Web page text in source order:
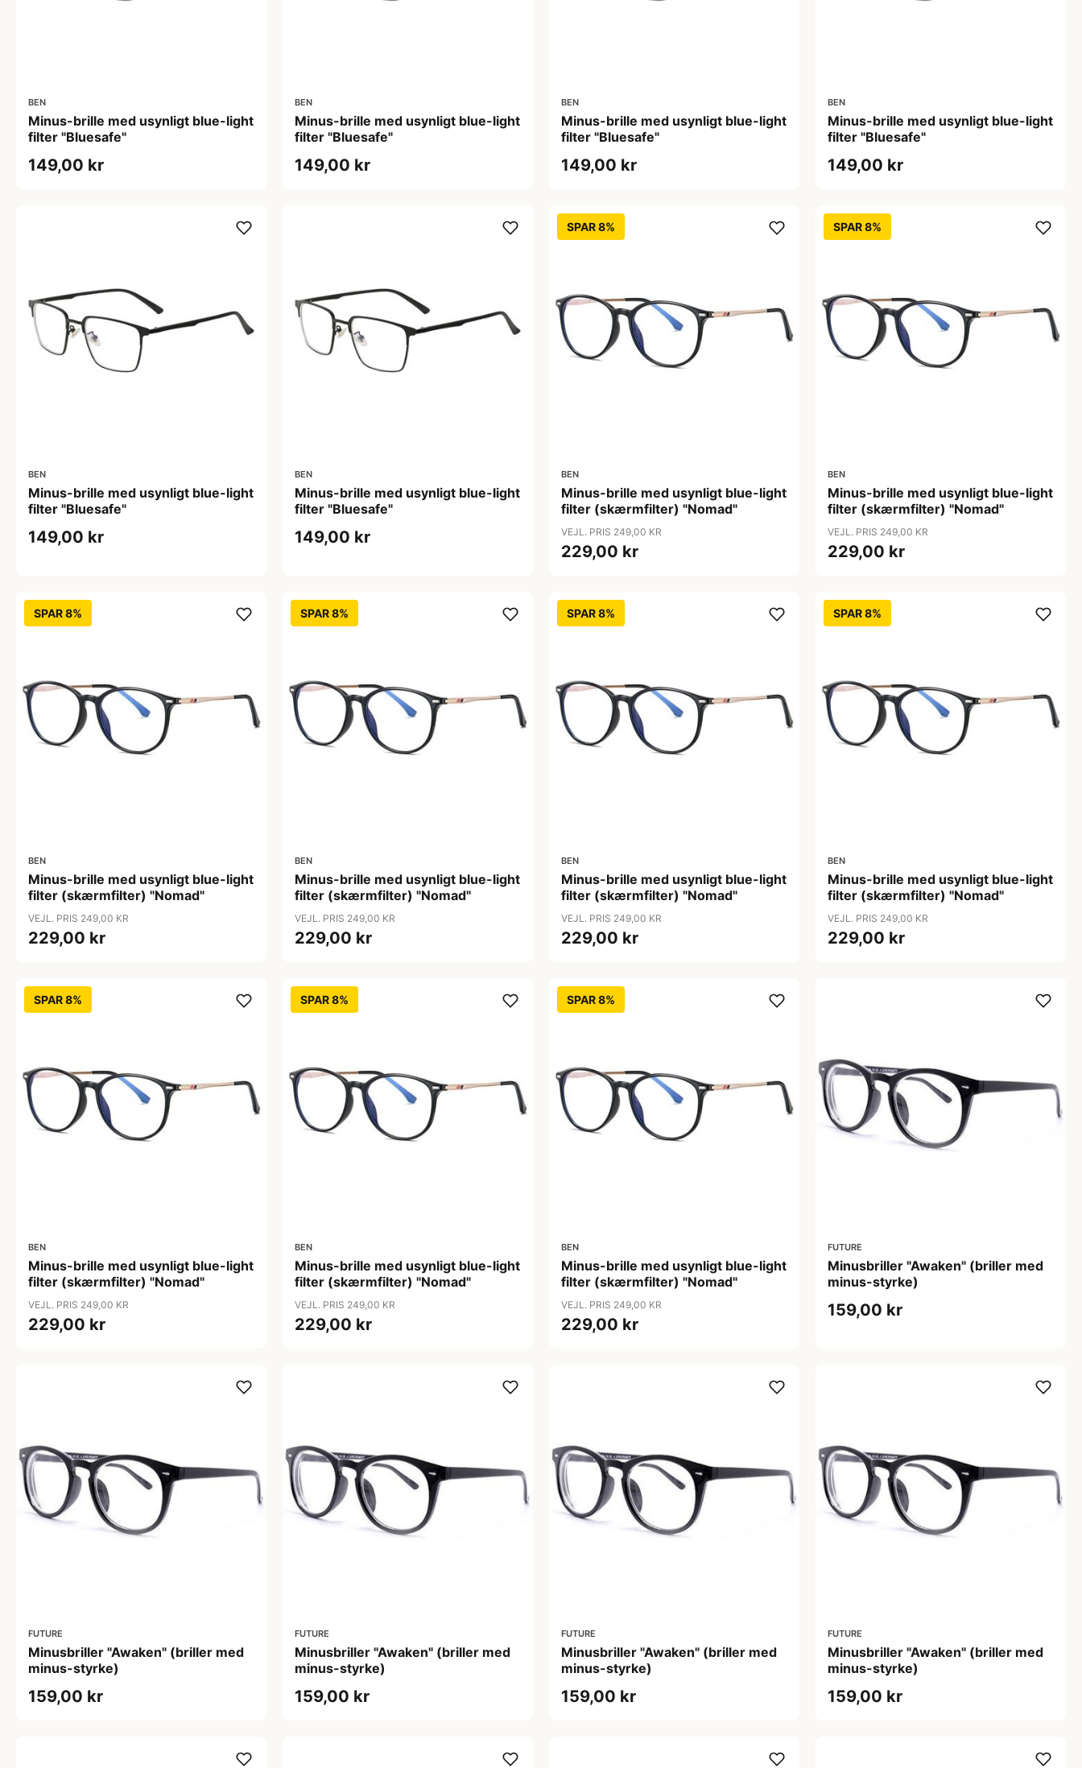
BEN
Minus-brille med usynligt blue-light
filter "Bluesafe"
149,00 kr
BEN
Minus-brille med usynligt blue-light
filter "Bluesafe"
149,00 kr
BEN
Minus-brille med usynligt blue-light
filter "Bluesafe"
149,00 kr
BEN
Minus-brille med usynligt blue-light
filter "Bluesafe"
149,00 kr
BEN
Minus-brille med usynligt blue-light
filter "Bluesafe"
149,00 kr
BEN
Minus-brille med usynligt blue-light
filter "Bluesafe"
149,00 kr
SPAR 8%
BEN
Minus-brille med usynligt blue-light
filter (skærmfilter) "Nomad"
VEJL. PRIS 249,00 KR
229,00 kr
SPAR 8%
BEN
Minus-brille med usynligt blue-light
filter (skærmfilter) "Nomad"
VEJL. PRIS 249,00 KR
229,00 kr
SPAR 8%
BEN
Minus-brille med usynligt blue-light
filter (skærmfilter) "Nomad"
VEJL. PRIS 249,00 KR
229,00 kr
SPAR 8%
BEN
Minus-brille med usynligt blue-light
filter (skærmfilter) "Nomad"
VEJL. PRIS 249,00 KR
229,00 kr
SPAR 8%
BEN
Minus-brille med usynligt blue-light
filter (skærmfilter) "Nomad"
VEJL. PRIS 249,00 KR
229,00 kr
SPAR 8%
BEN
Minus-brille med usynligt blue-light
filter (skærmfilter) "Nomad"
VEJL. PRIS 249,00 KR
229,00 kr
SPAR 8%
BEN
Minus-brille med usynligt blue-light
filter (skærmfilter) "Nomad"
VEJL. PRIS 249,00 KR
229,00 kr
SPAR 8%
BEN
Minus-brille med usynligt blue-light
filter (skærmfilter) "Nomad"
VEJL. PRIS 249,00 KR
229,00 kr
SPAR 8%
BEN
Minus-brille med usynligt blue-light
filter (skærmfilter) "Nomad"
VEJL. PRIS 249,00 KR
229,00 kr
FUTURE
Minusbriller "Awaken" (briller med
minus-styrke)
159,00 kr
FUTURE
Minusbriller "Awaken" (briller med
minus-styrke)
159,00 kr
FUTURE
Minusbriller "Awaken" (briller med
minus-styrke)
159,00 kr
FUTURE
Minusbriller "Awaken" (briller med
minus-styrke)
159,00 kr
FUTURE
Minusbriller "Awaken" (briller med
minus-styrke)
159,00 kr